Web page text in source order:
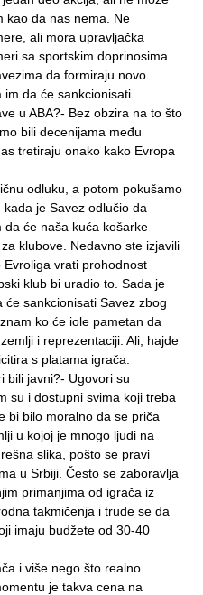
kao da nas nema. Ne
ali mora upravljačka
sa sportskim doprinosima.
da formiraju novo
im da će sankcionisati
u ABA?- Bez obzira na to što
bili decenijama među
tretiraju onako kako Evropa
odluku, a potom pokušamo
je Savez odlučio da
da će naša kuća košarke
klubove. Nedavno ste izjavili
vrati prohodnost
klub bi uradio to. Sada je
će sankcionisati Savez zbog
ko će iole pametan da
i reprezentaciji. Ali, hajde
s platama igrača.
bili javni?- Ugovori su
su i dostupni svima koji treba
bi bilo moralno da se priča
u kojoj je mnogo ljudi na
slika, pošto se pravi
u Srbiji. Često se zaboravlja
primanjima od igrača iz
takmičenja i trude se da
imaju budžete od 30-40
i više nego što realno
je takva cena na